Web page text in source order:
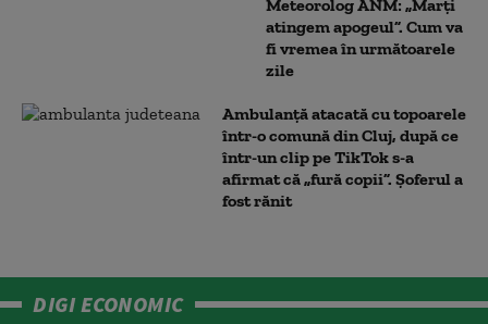
Meteorolog ANM: „Marți
atingem apogeul”. Cum va
fi vremea în următoarele
zile
Ambulanţă atacată cu topoarele
într-o comună din Cluj, după ce
într-un clip pe TikTok s-a
afirmat că „fură copii”. Șoferul a
fost rănit
DIGI ECONOMIC